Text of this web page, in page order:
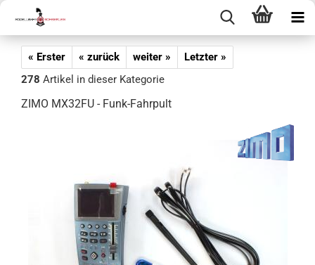
« Erster « zurück weiter »
Letzter »
278 Artikel in dieser Kategorie
ZIMO MX32FU - Funk-Fahrpult